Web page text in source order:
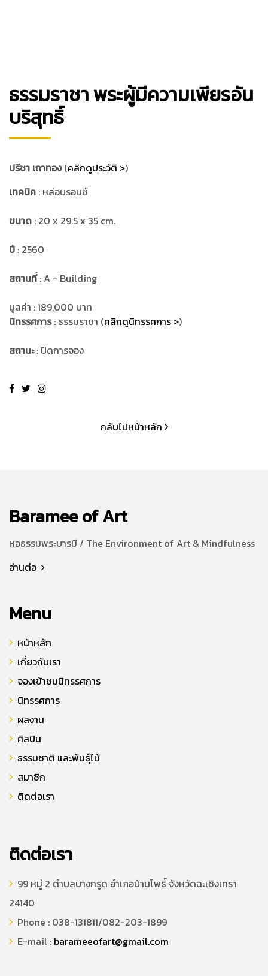
ธรรมราชา พระผู้มีความเพียรอัน
บริสุทธิ์
ปรีชา เถาทอง(คลิกดูประวัติ >)
เทคนิค : หล่อบรอนซ์
ขนาด : 20 x 29.5 x 35 cm.
ปี : 2560
สถานที่: A - Building
มูลค่า : 189,000 บาท
นิทรรศการ: ธรรมราชา (คลิกดูนิทรรศการ >)
สถานะ: ปิดการจอง
กลับไปหน้าหลัก
Baramee of Art
หอธรรมพระบารมี / The Environment of Art & Mindfulness
อ่านต่อ
Menu
หน้าหลัก
เกี่ยวกับเรา
จองเข้าชมนิทรรศการ
นิทรรศการ
ผลงาน
ศิลปิน
ธรรมชาติ และพันธุ์ไม้
สมาชิก
ติดต่อเรา
ติดต่อเรา
99 หมู่ 2 ตำบลบางกรูด อำเภอบ้านโพธิ์ จังหวัดฉะเชิงเทรา
24140
Phone : 038-131811/082-203-1899
E-mail : barameeofart@gmail.com